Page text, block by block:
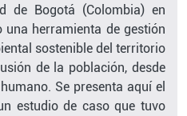
de Bogotá (Colombia) en
una herramienta de gestión
sostenible del territorio
de la población, desde
Se presenta aquí el
estudio de caso que tuvo